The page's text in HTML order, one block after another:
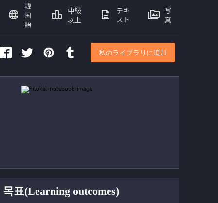
표(Learning outcomes)
韓
国
語
中級
以上
テキ
スト
写
真
私のライブラリに追加